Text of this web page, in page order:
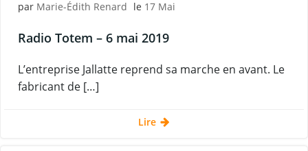
par Marie-Édith Renard le 17 Mai
Radio Totem – 6 mai 2019
L’entreprise Jallatte reprend sa marche en avant. Le
fabricant de […]
Lire